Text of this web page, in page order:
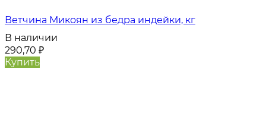
Ветчина Микоян из бедра индейки, кг
В наличии
290,70 ₽
Купить